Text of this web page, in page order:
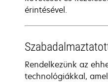
érintésével.
Rendelkezünk az
technológiákkal,